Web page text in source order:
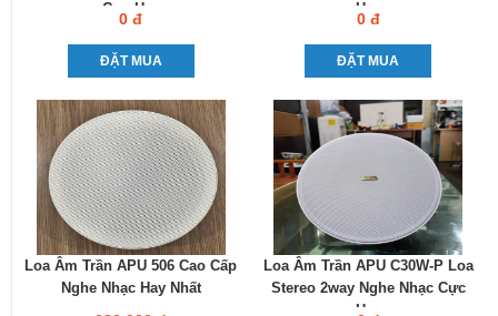
Cực Hay
0 đ
ĐẶT MUA
Hay
0 đ
ĐẶT MUA
Loa Âm Trần APU 506 Cao Cấp
Nghe Nhạc Hay Nhất
Loa Âm Trần APU C30W-P Loa
Stereo 2way Nghe Nhạc Cực
Hay